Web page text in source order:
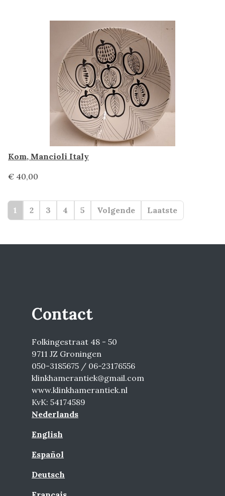
Kom, Mancioli Italy
€ 40,00
1 2 3 4 5 Volgende Laatste
Contact
Folkingestraat 48 - 50
9711 JZ Groningen
050-3185675 / 06-23176556
klinkhamerantiek@gmail.com
www.klinkhamerantiek.nl
KvK: 54174589
Nederlands
English
Español
Deutsch